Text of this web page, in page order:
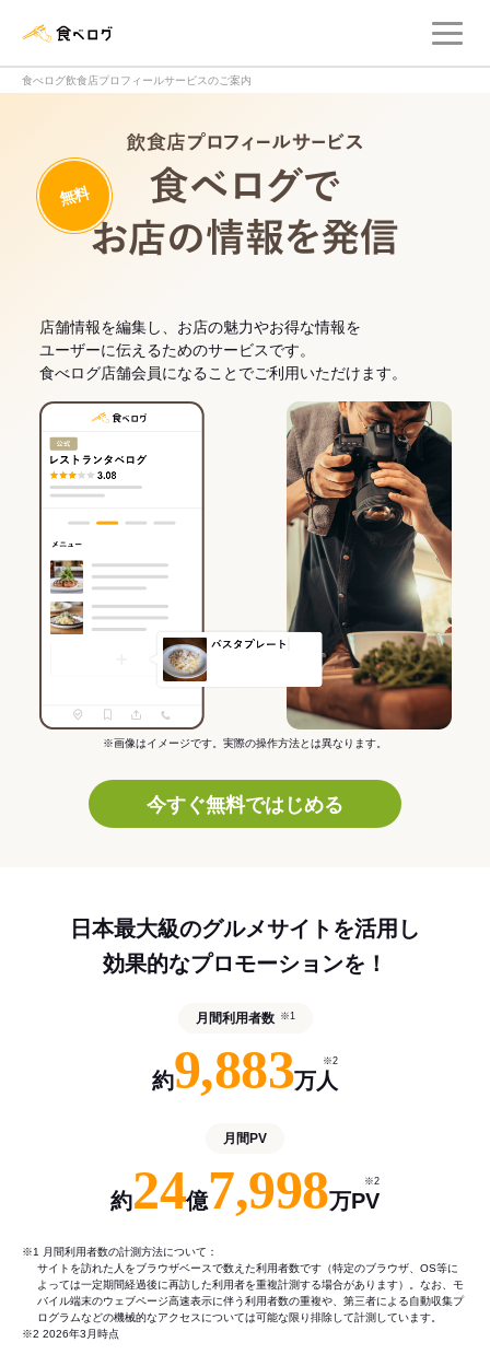
食べログ飲食店プロフィールサービスのご案内
無料
店舗情報を編集し、お店の魅力やお得な情報を
ユーザーに伝えるためのサービスです。
食べログ店舗会員になることでご利用いただけます。
※画像はイメージです。実際の操作方法とは異なります。
今すぐ無料ではじめる
日本最大級のグルメサイトを活用し
効果的なプロモーションを！
月間利用者数 ※1
約9,883万人
※2
月間PV
約24億7,998万PV
※2
※1 月間利用者数の計測方法について：
サイトを訪れた人をブラウザベースで数えた利用者数です（特定のブラウザ、OS等に
よっては一定期間経過後に再訪した利用者を重複計測する場合があります）。なお、モ
バイル端末のウェブページ高速表示に伴う利用者数の重複や、第三者による自動収集プ
ログラムなどの機械的なアクセスについては可能な限り排除して計測しています。
※2 2026年3月時点